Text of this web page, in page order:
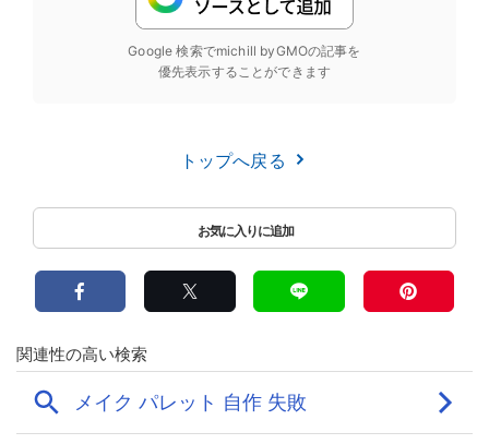
Google 検索でmichill byGMOの記事を
優先表示することができます
トップへ戻る